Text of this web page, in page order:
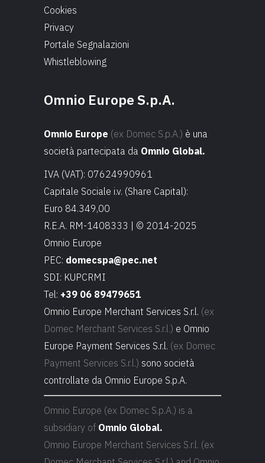
Cookies
Privacy
Portale Segnalazioni
Whistleblowing
Omnio Europe S.p.A.
Omnio Europe (ex Domec S.p.A.) è una
società partecipata da Omnio Global.
IVA (VAT): 07624990961
Capitale Sociale i.v. (Share Capital):
Euro 84.349,00
R.E.A. RM-1408333 | © 2014-2025
Omnio Europe
PEC: domecspa@pec.net
SDI: KUPCRMI
Tel: +39 06 89479651
Omnio Europe Merchant Services S.r.l. (ex
Domec Merchant Services S.r.l.) e Omnio
Europe Payment Services S.r.l. (ex Domec
Payment Services S.r.l.) sono società
controllate da Omnio Europe S.p.A.
Omnio Europe (ex Domec S.p.A.) is a
subsidiary of Omnio Global.
Omnio Europe Merchant Services S.r.l. (ex